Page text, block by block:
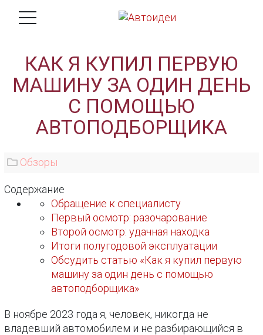
КАК Я КУПИЛ ПЕРВУЮ
МАШИНУ ЗА ОДИН ДЕНЬ
С ПОМОЩЬЮ
АВТОПОДБОРЩИКА
Обзоры
Содержание
Обращение к специалисту
Первый осмотр: разочарование
Второй осмотр: удачная находка
Итоги полугодовой эксплуатации
Обсудить статью «Как я купил первую
машину за один день с помощью
автоподборщика»
В ноябре 2023 года я, человек, никогда не
владевший автомобилем и не разбирающийся в